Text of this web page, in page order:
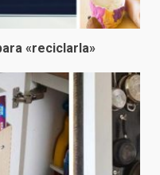
«reciclarla»